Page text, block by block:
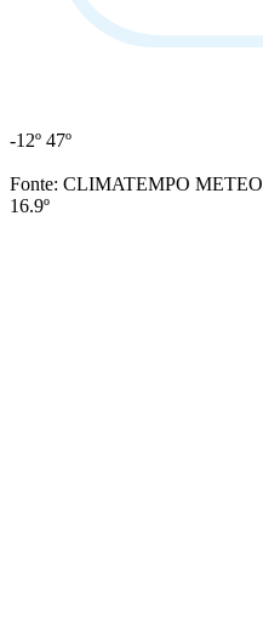
-12º 47º
Fonte: CLIMATEMPO
16.9º